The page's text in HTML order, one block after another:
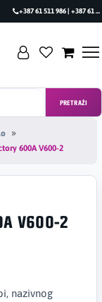
+387 61 511 986 | +387 61 493 470
PRETRAŽI
600A V600-2
V600-2
nazivnog